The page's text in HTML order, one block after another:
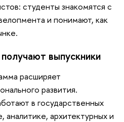
студенты знакомятся с
и понимают, как
выпускники
расширяет
развития.
в государственных
аналитике, архитектурных и